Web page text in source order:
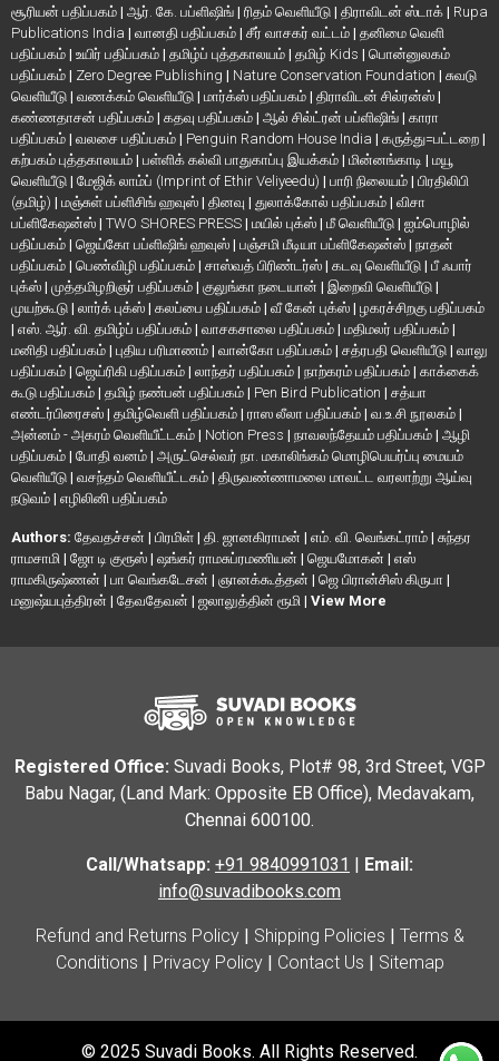
சூரியன் பதிப்பகம் | ஆர். கே. பப்ளிஷிங் | ரிதம் வெளியீடு | திராவிடன் ஸ்டாக் | Rupa
Publications India | வானதி பதிப்பகம் | சீர் வாசகர் வட்டம் | தனிமை வெளி
பதிப்பகம் | உயிர் பதிப்பகம் | தமிழ்ப் புத்தகாலயம் | தமிழ் Kids | பொன்னுலகம்
பதிப்பகம் | Zero Degree Publishing | Nature Conservation Foundation | சுவடு
வெளியீடு | வணக்கம் வெளியீடு | மார்க்ஸ் பதிப்பகம் | திராவிடன் சில்ரன்ஸ் |
கண்ணதாசன் பதிப்பகம் | கதவு பதிப்பகம் | ஆல் சில்ட்ரன் பப்ளிஷிங் | காரா
பதிப்பகம் | வலசை பதிப்பகம் | Penguin Random House India | கருத்து=பட்டறை |
கற்பகம் புத்தகாலயம் | பள்ளிக் கல்வி பாதுகாப்பு இயக்கம் | மின்னங்காடி | மயூ
வெளியீடு | மேஜிக் லாம்ப் (Imprint of Ethir Veliyeedu) | பாரி நிலையம் | பிரதிலிபி
(தமிழ்) | மஞ்சுள் பப்ளிசிங் ஹவுஸ் | தினவு | துலாக்கோல் பதிப்பகம் | விசா
பப்ளிகேஷன்ஸ் | TWO SHORES PRESS | மயில் புக்ஸ் | மீ வெளியீடு | ஐம்பொழில்
பதிப்பகம் | ஜெய்கோ பப்ளிஷிங் ஹவுஸ் | பஞ்சமி மீடியா பப்ளிகேஷன்ஸ் | நாதன்
பதிப்பகம் | பெண்விழி பதிப்பகம் | சாஸ்வத் பிரிண்டர்ஸ் | கடவு வெளியீடு | பீ ஃபார்
புக்ஸ் | முத்தமிழறிஞர் பதிப்பகம் | குலுங்கா நடையான் | இறைவி வெளியீடு |
முயற்கூடு | லார்க் புக்ஸ் | கலப்பை பதிப்பகம் | வீ கேன் புக்ஸ் | ழகரச்சிறகு பதிப்பகம்
| எஸ். ஆர். வி. தமிழ்ப் பதிப்பகம் | வாசகசாலை பதிப்பகம் | மதிமலர் பதிப்பகம் |
மனிதி பதிப்பகம் | புதிய பரிமாணம் | வான்கோ பதிப்பகம் | சத்ரபதி வெளியீடு | வாலு
பதிப்பகம் | ஜெய்ரிகி பதிப்பகம் | லாந்தர் பதிப்பகம் | நாற்கரம் பதிப்பகம் | காக்கைக்
கூடு பதிப்பகம் | தமிழ் நண்பன் பதிப்பகம் | Pen Bird Publication | சத்யா
எண்டர்பிரைசஸ் | தமிழ்வெளி பதிப்பகம் | ராஸ லீலா பதிப்பகம் | வ.உ.சி நூலகம் |
அன்னம் - அகரம் வெளியீட்டகம் | Notion Press | நாவலந்தேயம் பதிப்பகம் | ஆழி
பதிப்பகம் | போதி வனம் | அருட்செல்வர் நா. மகாலிங்கம் மொழிபெயர்ப்பு மையம்
வெளியீடு | வசந்தம் வெளியீட்டகம் | திருவண்ணாமலை மாவட்ட வரலாற்று ஆய்வு
நடுவம் | எழிலினி பதிப்பகம்
Authors: தேவதச்சன் | பிரமிள் | தி. ஜானகிராமன் | எம். வி. வெங்கட்ராம் | சுந்தர
ராமசாமி | ஜோ டி குரூஸ் | ஷங்கர் ராமசுப்ரமணியன் | ஜெயமோகன் | எஸ்
ராமகிருஷ்ணன் | பா வெங்கடேசன் | ஞானக்கூத்தன் | ஜெ பிரான்சிஸ் கிருபா |
மனுஷ்யபுத்திரன் | தேவதேவன் | ஜலாலுத்தின் ரூமி | View More
Registered Office: Suvadi Books, Plot# 98, 3rd Street, VGP
Babu Nagar, (Land Mark: Opposite EB Office), Medavakam,
Chennai 600100.
Call/Whatsapp: +91 9840991031 | Email:
info@suvadibooks.com
Refund and Returns Policy| Shipping Policies | Terms &
Conditions | Privacy Policy| Contact Us | Sitemap
© 2025 Suvadi Books. All Rights Reserved.